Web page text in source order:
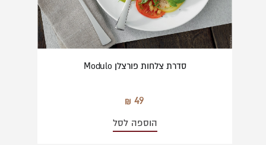
סדרת צלחות פורצלן Modulo
49
הוספה לסל